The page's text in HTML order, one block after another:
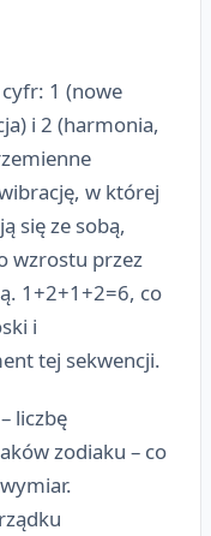
cyfr: 1 (nowe
i 2 (harmonia,
w której
się ze sobą,
wzrostu przez
1+2+1+2=6, co
i
tej sekwencji.
liczbę
zodiaku – co